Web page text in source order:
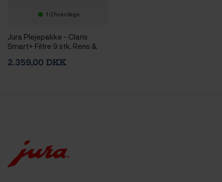
1-2 hverdage
Jura Plejepakke - Claris
Smart+ Filtre 9 stk, Rens &
2.359,00 DKK